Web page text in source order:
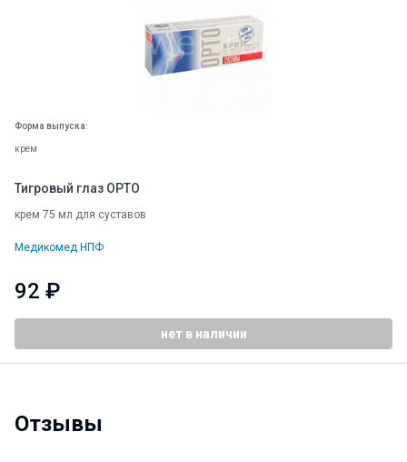
Форма выпуска:
крем
Тигровый глаз ОРТО
крем 75 мл для суставов
Медикомед НПФ
92 ₽
нет в наличии
Отзывы